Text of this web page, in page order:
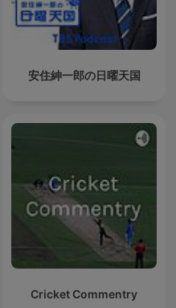
安住紳一郎の日曜天国
Cricket Commentry